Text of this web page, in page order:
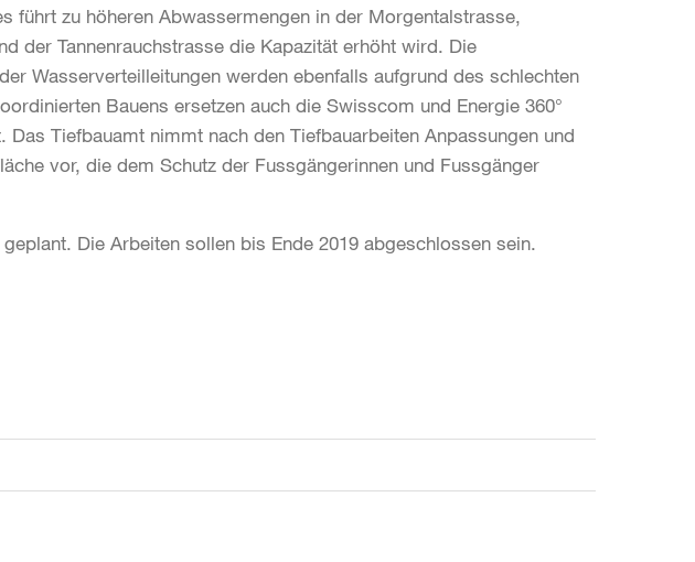
führt zu höheren Abwassermengen in der Morgentalstrasse,
der Tannenrauchstrasse die Kapazität erhöht wird. Die
Wasserverteilleitungen werden ebenfalls aufgrund des schlechten
Bauens ersetzen auch die Swisscom und Energie 360°
Tiefbauamt nimmt nach den Tiefbauarbeiten Anpassungen und
vor, die dem Schutz der Fussgängerinnen und Fussgänger
Die Arbeiten sollen bis Ende 2019 abgeschlossen sein.